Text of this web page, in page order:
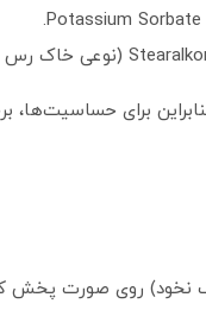
برای
نخود) روی صورت پخش